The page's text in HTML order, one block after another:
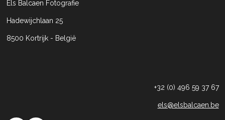
Els Balcaen Fotografie
Hadewijchlaan 25
8500 Kortrijk - België
+32 (0) 496 59 37 67
els@elsbalcaen.be